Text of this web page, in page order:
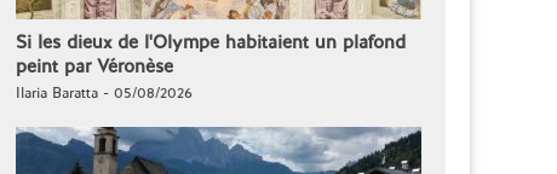
Si les dieux de l'Olympe habitaient un plafond
peint par Véronèse
Ilaria Baratta - 05/08/2026